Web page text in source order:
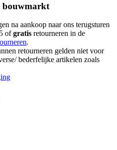
bouwmarkt
na aankoop naar ons terugsturen
ofgratis retourneren in de
.
retourneren gelden niet voor
bederfelijke artikelen zoals